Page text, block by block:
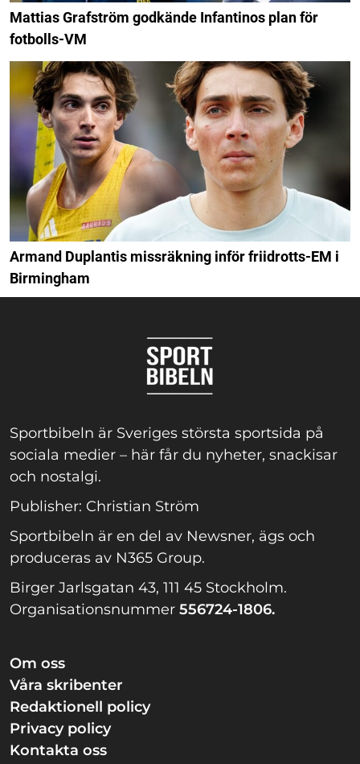
Mattias Grafström godkände Infantinos plan för
fotbolls-VM
Armand Duplantis missräkning inför friidrotts-EM i
Birmingham
Sportbibeln är Sveriges största sportsida på
sociala medier – här får du nyheter, snackisar
och nostalgi.
Publisher: Christian Ström
Sportbibeln är en del av Newsner, ägs och
produceras av N365 Group.
Birger Jarlsgatan 43, 111 45 Stockholm.
Organisationsnummer 556724-1806.
Om oss
Våra skribenter
Redaktionell policy
Privacy policy
Kontakta oss